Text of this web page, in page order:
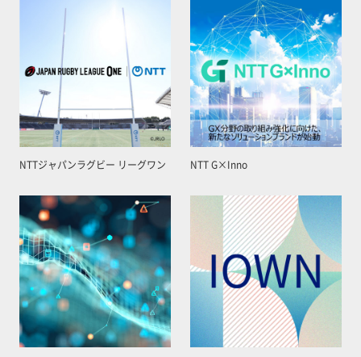
NTTジャパンラグビー リーグワン NTT G×Inno